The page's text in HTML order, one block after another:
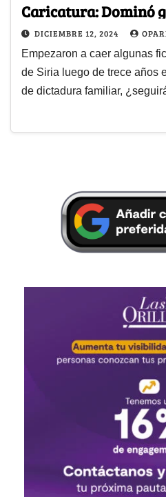
Caricatura: Dominó
DICIEMBRE 12, 2024
Empezaron a caer algunas
de Siria luego de trece años
de dictadura familiar,